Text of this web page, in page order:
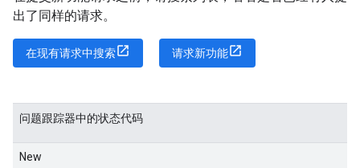
出了同样的请求。
在现有请求中搜索 请求新功能
问题跟踪器中的状态代码
New